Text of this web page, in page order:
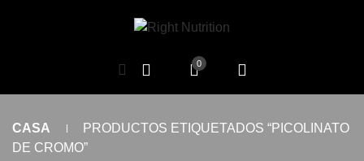
0
CASA
PRODUCTOS ETIQUETADOS “PICOLINATO
DE CROMO”